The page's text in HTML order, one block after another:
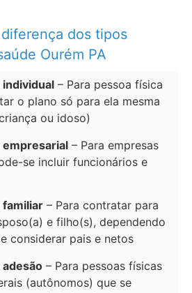
dos tipos
Ourém PA
– Para pessoa física
o plano só para ela mesma
ou idoso)
– Para empresas
se incluir funcionários e
familiar – Para contratar para
e filho(s), dependendo
considerar pais e netos
– Para pessoas físicas
(autônomos) que se